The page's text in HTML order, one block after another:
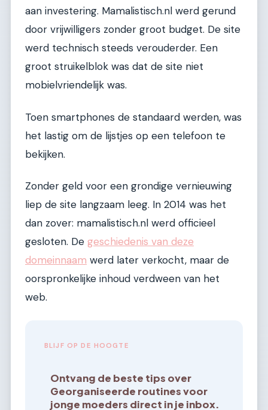
aan investering. Mamalistisch.nl werd gerund
door vrijwilligers zonder groot budget. De site
werd technisch steeds verouderder. Een
groot struikelblok was dat de site niet
mobielvriendelijk was.
Toen smartphones de standaard werden, was
het lastig om de lijstjes op een telefoon te
bekijken.
Zonder geld voor een grondige vernieuwing
liep de site langzaam leeg. In 2014 was het
dan zover: mamalistisch.nl werd officieel
gesloten. De geschiedenis van deze
domeinnaam werd later verkocht, maar de
oorspronkelijke inhoud verdween van het
web.
BLIJF OP DE HOOGTE
Ontvang de beste tips over
Georganiseerde routines voor
jonge moeders direct in je inbox.